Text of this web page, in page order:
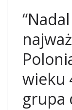
wieku
grupa